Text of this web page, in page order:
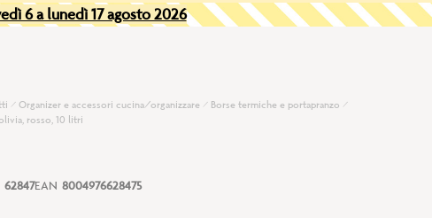
6 a lunedì 17 agosto 2026
Organizer e accessori cucina/organizzare
Borse termiche e portapranzo
rosso, 10 litri
62847EAN 8004976628475